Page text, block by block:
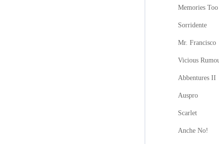
Memories Too
Sorridente
Mr. Francisco
Vicious
Abbentures II
Auspro
Scarlet
Anche No!